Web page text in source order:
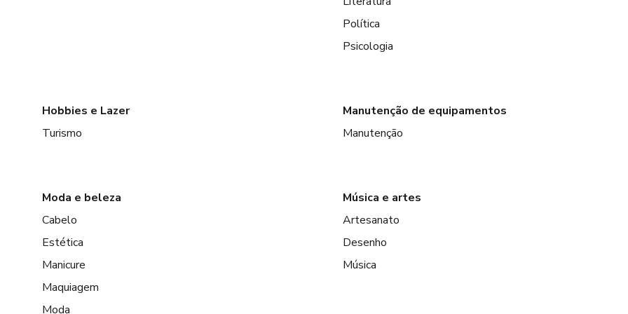
Política
Psicologia
Hobbies e Lazer
Turismo
Manutenção de equipamentos
Manutenção
Moda e beleza
Cabelo
Estética
Manicure
Maquiagem
Moda
Música e artes
Artesanato
Desenho
Música